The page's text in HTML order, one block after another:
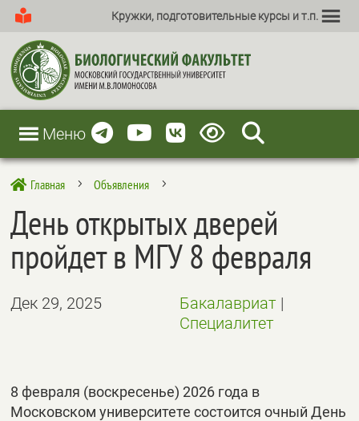
Кружки, подготовительные курсы и т.п.
Меню
 Главная 5 Объявления 5
День открытых дверей
пройдет в МГУ 8 февраля
Дек 29, 2025 Бакалавриат|
Специалитет
8 февраля (воскресенье) 2026 года в
Московском университете состоится очный День